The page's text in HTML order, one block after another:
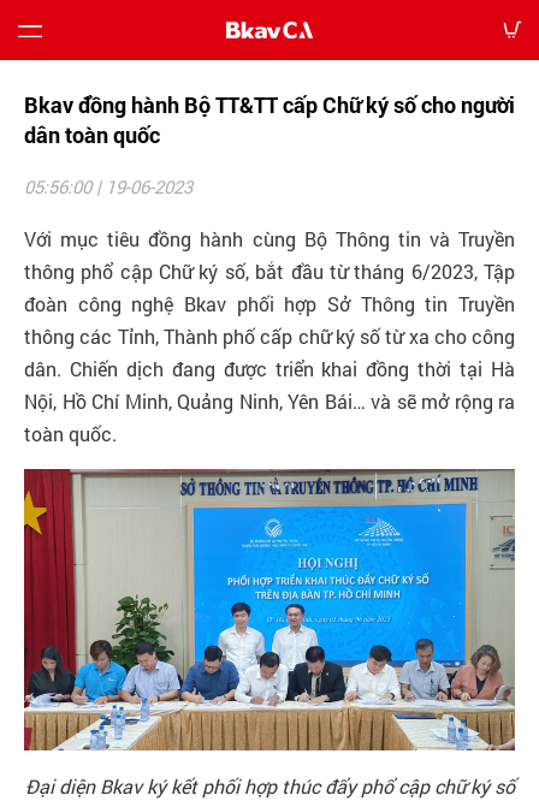
Bảng
dẫn
Tin
tức
Tải
về
Liên
hệ
cứu
chứng
thư
số
Đặt
Bkav đồng hành Bộ TT&TT cấp Chữ ký số cho người
dân toàn quốc
05:56:00 | 19-06-2023
Với mục tiêu đồng hành cùng Bộ Thông tin và Truyền
thông phổ cập Chữ ký số, bắt đầu từ tháng 6/2023, Tập
đoàn công nghệ Bkav phối hợp Sở Thông tin Truyền
thông các Tỉnh, Thành phố cấp chữ ký số từ xa cho công
dân. Chiến dịch đang được triển khai đồng thời tại Hà
Nội, Hồ Chí Minh, Quảng Ninh, Yên Bái… và sẽ mở rộng ra
toàn quốc.
Đại diện Bkav ký kết phối hợp thúc đẩy phổ cập chữ ký số